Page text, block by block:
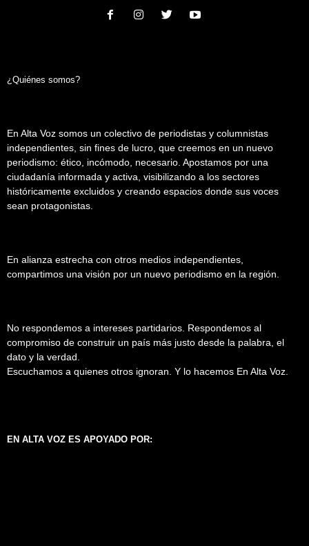
¿Quiénes somos?
En Alta Voz somos un colectivo de periodistas y columnistas
independientes, sin fines de lucro, que creemos en un nuevo
periodismo: ético, incómodo, necesario. Apostamos por una
ciudadanía informada y activa, visibilizando a los sectores
históricamente excluidos y creando espacios donde sus voces
sean protagonistas.
En alianza estrecha con otros medios independientes,
compartimos una visión por un nuevo periodismo en la región.
No respondemos a intereses partidarios. Respondemos al
compromiso de construir un país más justo desde la palabra, el
dato y la verdad.
Escuchamos a quienes otros ignoran. Y lo hacemos En Alta Voz.
EN ALTA VOZ ES APOYADO POR: